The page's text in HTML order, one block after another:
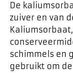
De
zuiver en van
schimmels en
gebruikt om